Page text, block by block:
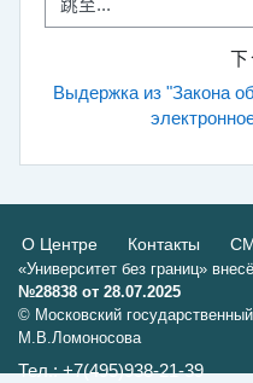
跳至...
Выдержка из "Закона
О Центре Контакты
«Университет без границ»
№28838 от 28.07.2025
© Московский
М.В.Ломоносова
Тел.: +7(495)938-21-39